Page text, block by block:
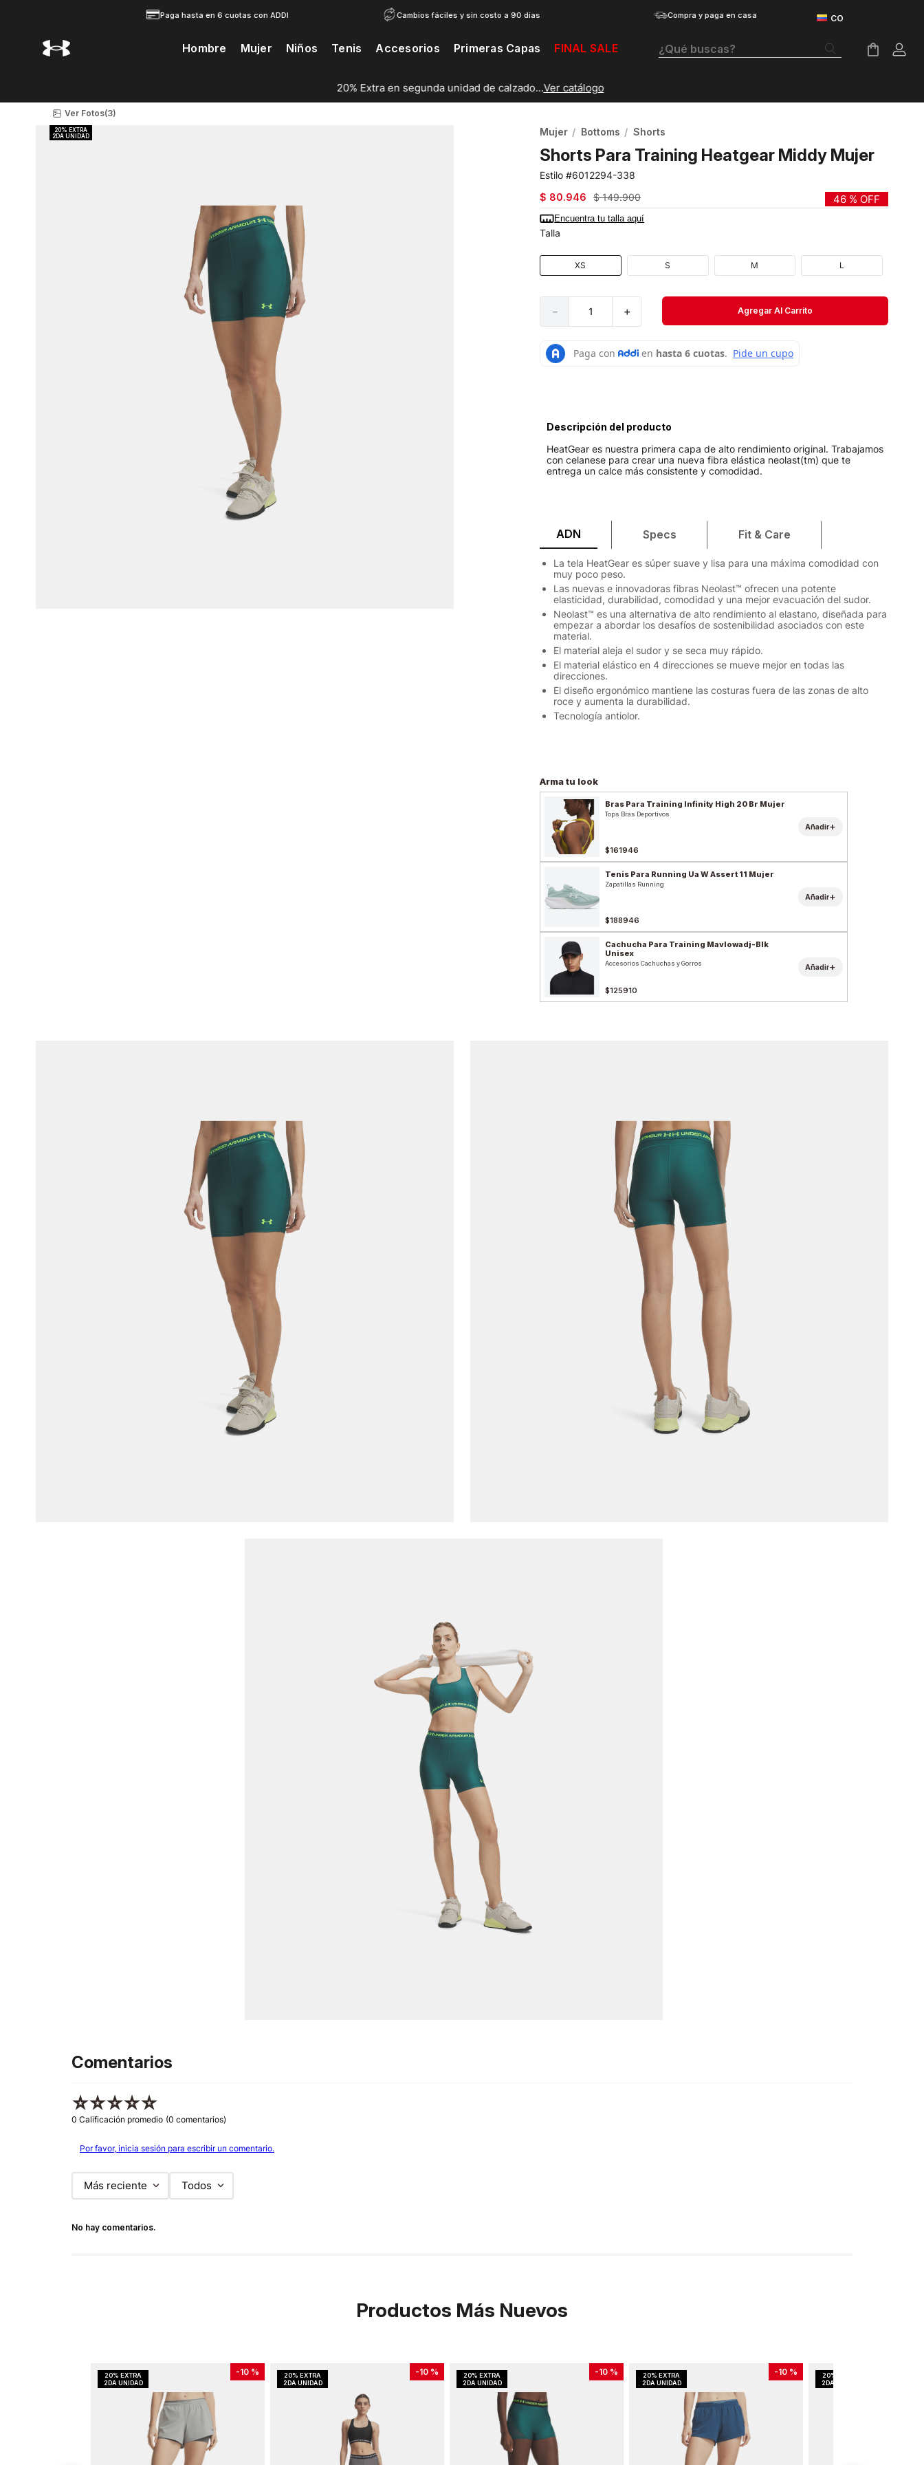
Paga hasta en 6 cuotas con ADDI Cambios fáciles y sin costo a 90 días Compra y paga en casa
Hombre Mujer Niños Tenis Accesorios Primeras Capas FINAL SALE ¿Qué buscas?
20% Extra en segunda unidad de calzado...Ver catálogo
Ver Fotos(3)
Mujer Bottoms Shorts
Shorts Para Training Heatgear Middy Mujer
6012294-338
$ 80.946 $ 149.900 46 % OFF
Encuentra tu talla aquí
Talla
XS S M L
＋
－ Agregar Al Carrito
Descripción del producto
HeatGear es nuestra primera capa de alto rendimiento original. Trabajamos
con celanese para crear una nueva fibra elástica neolast(tm) que te
entrega un calce más consistente y comodidad.
ADN Specs Fit & Care
La tela HeatGear es súper suave y lisa para una máxima comodidad con
muy poco peso.
Las nuevas e innovadoras fibras Neolast™ ofrecen una potente
elasticidad, durabilidad, comodidad y una mejor evacuación del sudor.
Neolast™ es una alternativa de alto rendimiento al elastano, diseñada para
empezar a abordar los desafíos de sostenibilidad asociados con este
material.
El material aleja el sudor y se seca muy rápido.
El material elástico en 4 direcciones se mueve mejor en todas las
direcciones.
El diseño ergonómico mantiene las costuras fuera de las zonas de alto
roce y aumenta la durabilidad.
Tecnología antiolor.
Arma tu look
Bras Para Training Infinity High 20 Br Mujer
Tops Bras Deportivos
$161946
Añadir+
Tenis Para Running Ua W Assert 11 Mujer
Zapatillas Running
$188946
Añadir+
Cachucha Para Training Mavlowadj-Blk
Unisex
Accesorios Cachuchas y Gorros
$125910
Añadir+
Comentarios
☆☆☆☆☆
0 Calificación promedio (0 comentarios)
Por favor, inicia sesión para escribir un comentario.
Más reciente Todos
No hay comentarios.
Productos Más Nuevos
-10 % -10 % -10 % -10 %
Botas
Tenis Mujer
Tenis Hombre
Velociti Distance